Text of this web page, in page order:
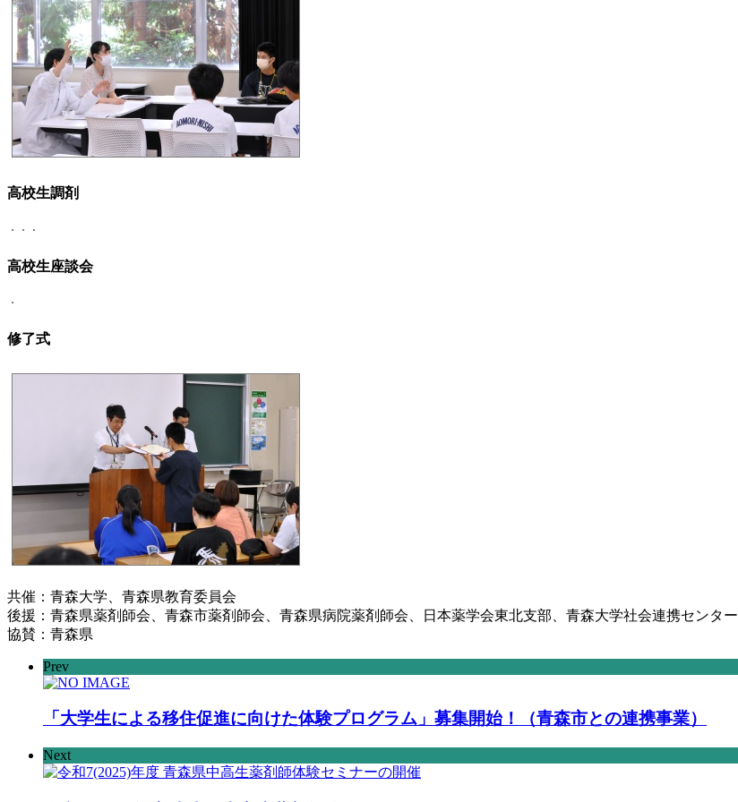
高校生調剤
高校生座談会
修了式
共催：青森大学、青森県教育委員会
後援：青森県薬剤師会、青森市薬剤師会、青森県病院薬剤師会、日本薬学会東北支部、青森大学社会連携センター
協賛：青森県
Prev
「大学生による移住促進に向けた体験プログラム」募集開始！（青森市との連携事業）
Next